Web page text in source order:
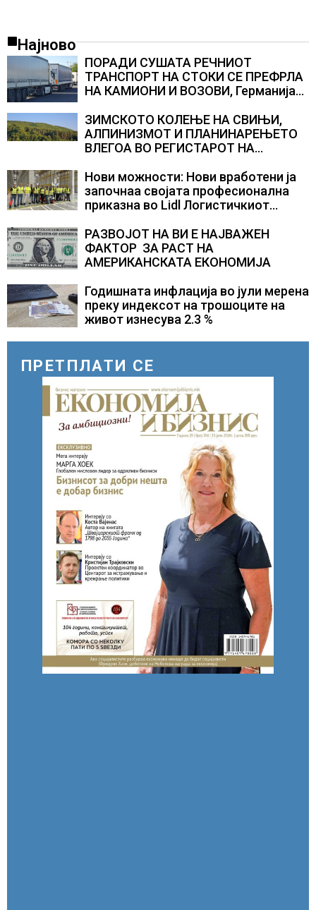
Најново
ПОРАДИ СУШАТА РЕЧНИОТ
ТРАНСПОРТ НА СТОКИ СЕ ПРЕФРЛА
НА КАМИОНИ И ВОЗОВИ, Германија
камионџиите да возат и во недела
ЗИМСКОТО КОЛЕЊЕ НА СВИЊИ,
АЛПИНИЗМОТ И ПЛАНИНАРЕЊЕТО
ВЛЕГОА ВО РЕГИСТАРОТ НА
СЛОВЕНИЈА
Нови можности: Нови вработени ја
започнаа својата професионална
приказна во Lidl Логистичкиот
РАЗВОЈОТ НА ВИ Е НАЈВАЖЕН
ФАКТОР ЗА РАСТ НА
АМЕРИКАНСКАТА ЕКОНОМИЈА
Годишната инфлација во јули мерена
преку индексот на трошоците на
живот изнесува 2.3 %
ПРЕТПЛАТИ СЕ